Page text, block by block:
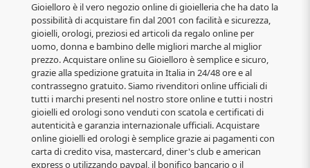
Gioielloro è il vero negozio online di gioielleria che ha dato la
possibilità di acquistare fin dal 2001 con facilità e sicurezza,
gioielli, orologi, preziosi ed articoli da regalo online per
uomo, donna e bambino delle migliori marche al miglior
prezzo. Acquistare online su Gioielloro è semplice e sicuro,
grazie alla spedizione gratuita in Italia in 24/48 ore e al
contrassegno gratuito. Siamo rivenditori online ufficiali di
tutti i marchi presenti nel nostro store online e tutti i nostri
gioielli ed orologi sono venduti con scatola e certificati di
autenticità e garanzia internazionale ufficiali. Acquistare
online gioielli ed orologi è semplice grazie ai pagamenti con
carta di credito visa, mastercard, diner's club e american
express o utilizzando paypal, il bonifico bancario o il